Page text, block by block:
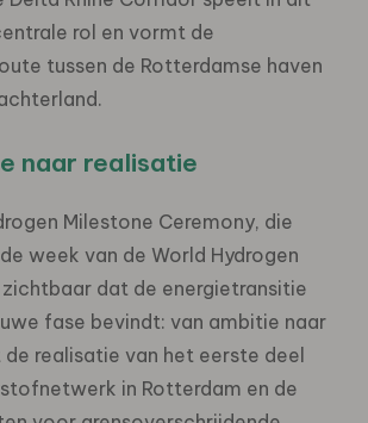
rol en vormt de
tussen de Rotterdamse haven
naar realisatie
Milestone Ceremony, die
week van de World Hydrogen
dat de energietransitie
fase bevindt: van ambitie naar
de realisatie van het eerste deel
in Rotterdam en de